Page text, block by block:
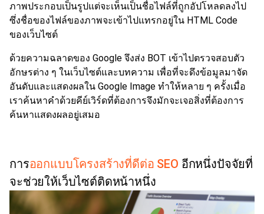
ภาพประกอบเป็นรูปแต่จะเห็นเป็นชื่อไฟล์ที่ถูกอัปโหลดลงไป
ซึ่งชื่อของไฟล์ของภาพจะเข้าไปแทรกอยู่ใน HTML Code
ของเว็บไซต์
ด้วยความฉลาดของ Google จึงส่ง BOT เข้าไปตรวจสอบตัว
อักษรต่าง ๆ ในเว็บไซต์และบทความ เพื่อที่จะดึงข้อมูลมาจัด
อันดับและแสดงผลใน Google Image ทำให้หลาย ๆ ครั้งเมื่อ
เราค้นหาคำด้วยคีย์เวิร์ดที่ต้องการจึงมักจะเจอสิ่งที่ต้องการ
ค้นหาแสดงผลอยู่เสมอ
การออกแบบโครงสร้างที่ดีต่อ SEO อีกหนึ่งปัจจัยที่
จะช่วยให้เว็บไซต์ติดหน้าหนึ่ง